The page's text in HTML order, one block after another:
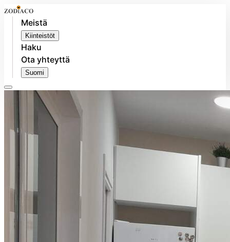
Meistä
Kiinteistöt
Haku
Ota yhteyttä
Suomi